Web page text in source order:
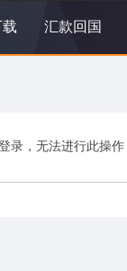
汇款回国
录，无法进行此操作